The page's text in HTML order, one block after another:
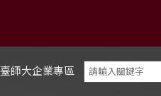
臺師大企業專區